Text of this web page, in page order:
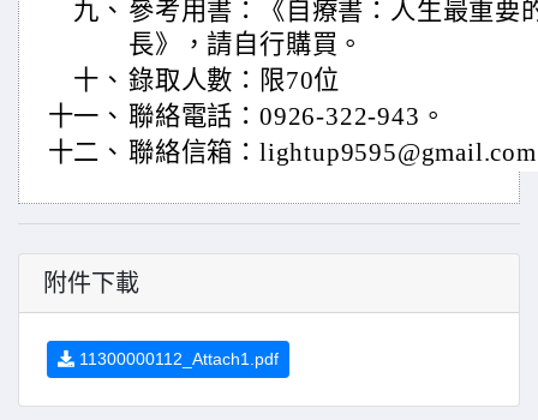
九、 參考用書：《自療書：人生最重要
長》，請自行購買。
十、 錄取人數：限70位
十一、 聯絡電話：0926-322-943。
十二、 聯絡信箱：lightup9595@gmail.com
附件下載
11300000112_Attach1.pdf